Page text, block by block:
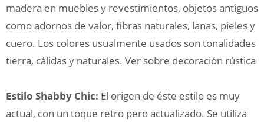
madera en muebles y revestimientos, objetos antiguos
como adornos de valor, fibras naturales, lanas, pieles y
cuero. Los colores usualmente usados son tonalidades
tierra, cálidas y naturales. Ver sobre decoración rústica
Estilo Shabby Chic: El origen de éste estilo es muy
actual, con un toque retro pero actualizado. Se utiliza